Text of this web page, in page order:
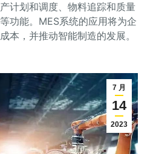
计划和调度、物料追踪和质量
功能。MES系统的应用将为企
本，并推动智能制造的发展。
7 月
14
2023